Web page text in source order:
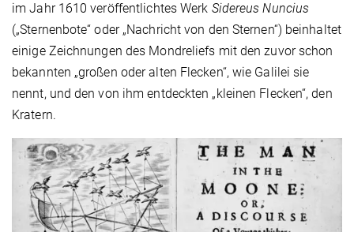
im Jahr 1610 veröffentlichtes Werk Sidereus Nuncius
(„Sternenbote“ oder „Nachricht von den Sternen“) beinhaltet
einige Zeichnungen des Mondreliefs mit den zuvor schon
bekannten „großen oder alten Flecken“, wie Galilei sie
nennt, und den von ihm entdeckten „kleinen Flecken“, den
Kratern.